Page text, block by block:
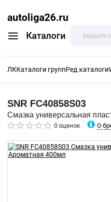
autoliga26.ru
Каталоги
ЛККаталоги группРед.каталоги
SNR FC40858S03
Смазка универсальная
0 оценок О